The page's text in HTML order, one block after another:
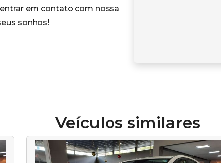
em contato com nossa
sonhos!
Veículos similares